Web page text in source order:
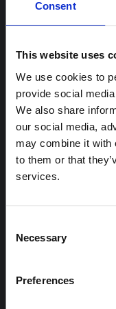
Consent
This website uses
We use cookies to
provide social
We also share
our social media,
may combine it with
to them or that
services.
Selection
Necessary
Preferences
épidémies d'Ebola
régions à risque
rapide et intensive
l'Équateur, en
UNICEF